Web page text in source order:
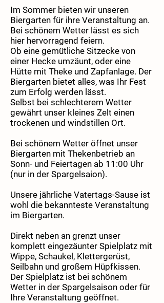
Im Sommer bieten wir unseren
Biergarten für ihre Veranstaltung an.
Bei schönem Wetter lässt es sich
hier hervorragend feiern.
Ob eine gemütliche Sitzecke von
einer Hecke umzäunt, oder eine
Hütte mit Theke und Zapfanlage. Der
Biergarten bietet alles, was Ihr Fest
zum Erfolg werden lässt.
Selbst bei schlechterem Wetter
gewährt unser kleines Zelt einen
trockenen und windstillen Ort.
Bei schönem Wetter öffnet unser
Biergarten mit Thekenbetrieb an
Sonn- und Feiertagen ab 11:00 Uhr
(nur in der Spargelsaion).
Unsere jährliche Vatertags-Sause ist
wohl die bekannteste Veranstaltung
im Biergarten.
Direkt neben an grenzt unser
komplett eingezäunter Spielplatz mit
Wippe, Schaukel, Klettergerüst,
Seilbahn und großem Hüpfkissen.
Der Spielplatz ist bei schönem
Wetter in der Spargelsaison oder für
Ihre Veranstaltung geöffnet.